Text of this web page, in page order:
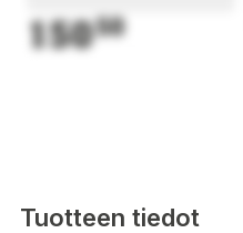
15050
Tuotteen tiedot